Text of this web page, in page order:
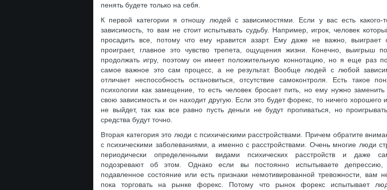
пенять будете только на себя.
К первой категории я отношу людей с зависимостями. Если у вас есть какого-
зависимость, то вам не стоит испытывать судьбу. Например, игрок, человек
просадить все, потому что ему нравится азарт. Ему даже не важно, выиграет
проиграет, главное это чувство трепета, ощущения жизни. Конечно, выигрыш
продолжать игру, поэтому он имеет положительную коннотацию, но я еще раз
самое важное это сам процесс, а не результат. Вообще людей с любой
отличает неспособность остановиться, отсутствие самоконтроля. Есть такое
психологии как замещение, то есть человек бросает пить, но ему нужно
свою зависимость и он находит другую. Если это будет форекс, то ничего хорошего
не выйдет, так как все равно пусть деньги не будут пропиваться, но
средства будут точно.
Вторая категория это люди с психическими расстройствами. Причем обратите
с психическими заболеваниями, а именно с расстройствами. Очень многие люди
периодически определенными видами психических расстройств и даже
подозревают об этом. Однако если вы постоянно испытываете
подавленное состояние или есть признаки немотивированной тревожности, вам
пока торговать на рынке форекс. Потому что рынок форекс испытывает